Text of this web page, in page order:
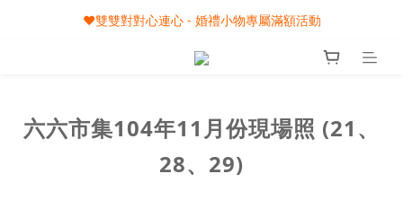
🎀08/01-09/30 秋節月圓家家慶- 滿額即享專屬小禮
🎀08/01-09/30 秋節月圓家家慶- 滿額即享專屬小禮
六六市集104年11月份現場照 (21、
28、29)